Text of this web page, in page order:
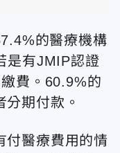
的醫療機構
是有JMIP認證
費。60.9%的
期付款。
付醫療費用的情